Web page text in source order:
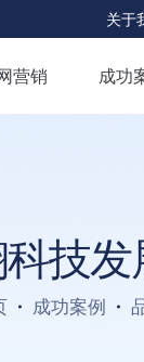
关于
营销 成功
科技发
成功案例